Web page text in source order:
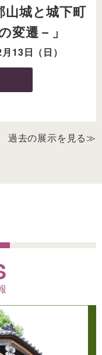
山城と城下町
変遷－」
13日（日）
過去の展示を見る≫